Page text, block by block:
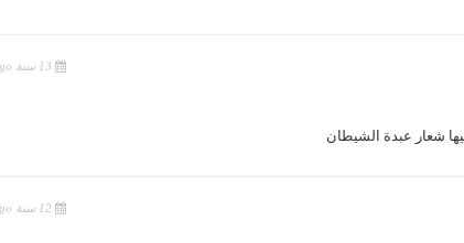
شعار عبدة الشيطان